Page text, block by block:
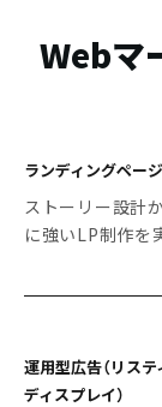
Webマ
ランディングペー
ストーリー設計
に強いLP制作を
運用型広告（リステ
ディスプレイ）